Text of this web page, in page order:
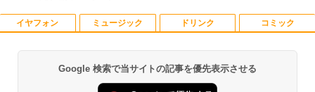
1
ゼンリン住宅地図 B4判 東京都 東京都港
￥25,740
イヤフォン
Anker Soundcore P40i オフホワイト
ミュージック
BRUCE WAYNE feat. Flo Milli, ATL Jacob
[Explicit]
ドリンク
【Amazon.co.jp限定】 い・ろ・は・す 2L P
ET ラベルレス ×8本
コミック
薬屋のひとりごと 17巻 (デジタル版ビッグガ
ンガンコミックス)
Google 検索で当サイトの記事を優先表示させる